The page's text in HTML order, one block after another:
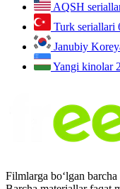
AQSH
Turk seriallari
Janubiy
Yangi kinolar
Filmlarga bo‘lgan